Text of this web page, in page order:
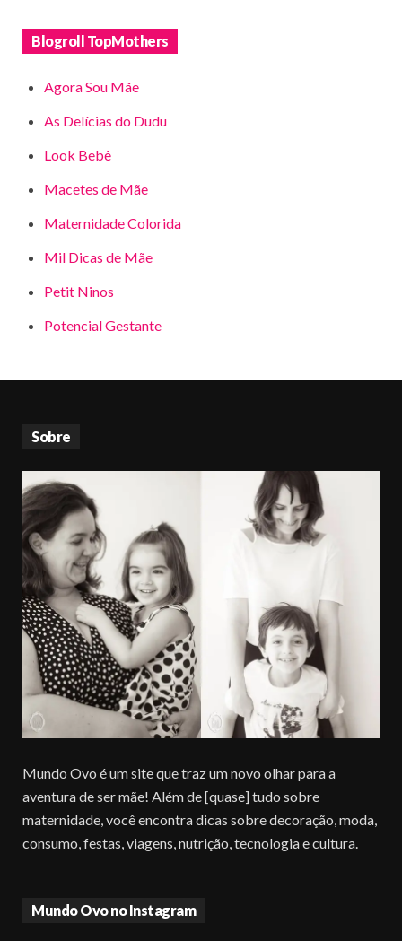
Blogroll TopMothers
Agora Sou Mãe
As Delícias do Dudu
Look Bebê
Macetes de Mãe
Maternidade Colorida
Mil Dicas de Mãe
Petit Ninos
Potencial Gestante
Sobre
Mundo Ovo é um site que traz um novo olhar para a
aventura de ser mãe! Além de [quase] tudo sobre
maternidade, você encontra dicas sobre decoração, moda,
consumo, festas, viagens, nutrição, tecnologia e cultura.
Mundo Ovo no Instagram